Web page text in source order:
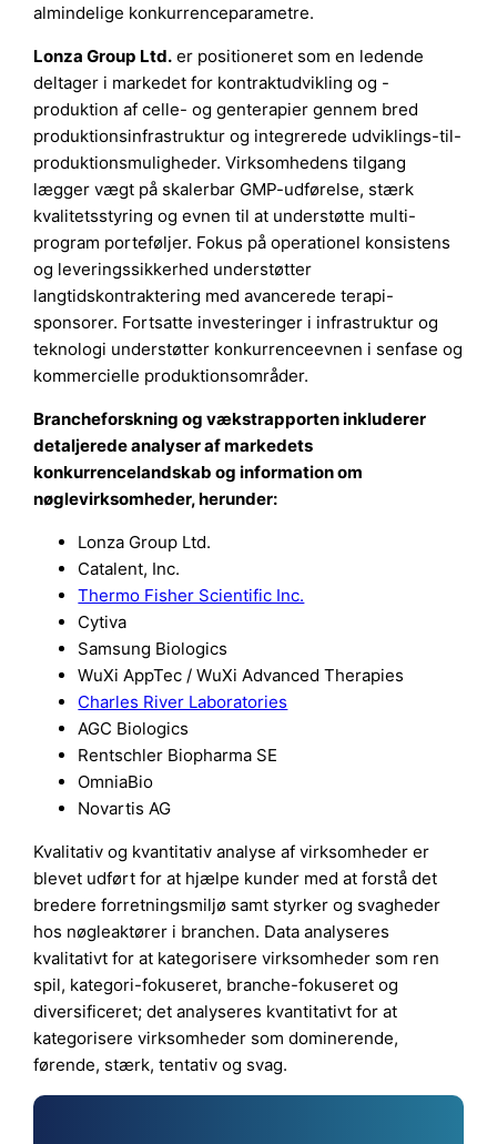
almindelige konkurrenceparametre.
Lonza Group Ltd. er positioneret som en ledende
deltager i markedet for kontraktudvikling og -
produktion af celle- og genterapier gennem bred
produktionsinfrastruktur og integrerede udviklings-til-
produktionsmuligheder. Virksomhedens tilgang
lægger vægt på skalerbar GMP-udførelse, stærk
kvalitetsstyring og evnen til at understøtte multi-
program porteføljer. Fokus på operationel konsistens
og leveringssikkerhed understøtter
langtidskontraktering med avancerede terapi-
sponsorer. Fortsatte investeringer i infrastruktur og
teknologi understøtter konkurrenceevnen i senfase og
kommercielle produktionsområder.
Brancheforskning og vækstrapporten inkluderer
detaljerede analyser af markedets
konkurrencelandskab og information om
nøglevirksomheder, herunder:
Lonza Group Ltd.
Catalent, Inc.
Thermo Fisher Scientific Inc.
Cytiva
Samsung Biologics
WuXi AppTec / WuXi Advanced Therapies
Charles River Laboratories
AGC Biologics
Rentschler Biopharma SE
OmniaBio
Novartis AG
Kvalitativ og kvantitativ analyse af virksomheder er
blevet udført for at hjælpe kunder med at forstå det
bredere forretningsmiljø samt styrker og svagheder
hos nøgleaktører i branchen. Data analyseres
kvalitativt for at kategorisere virksomheder som ren
spil, kategori-fokuseret, branche-fokuseret og
diversificeret; det analyseres kvantitativt for at
kategorisere virksomheder som dominerende,
førende, stærk, tentativ og svag.